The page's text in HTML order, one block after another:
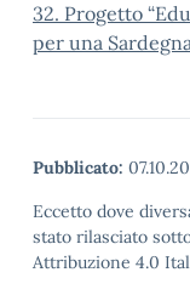
32. Progetto
per una
Pubblicato:
Eccetto dove
stato rilasciato
Attribuzione 4.0